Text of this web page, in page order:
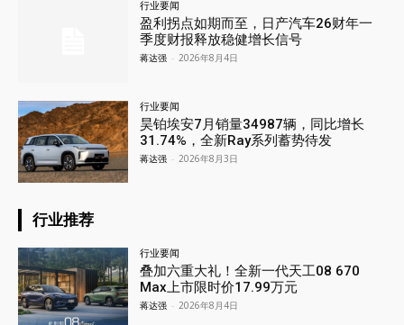
行业要闻
盈利拐点如期而至，日产汽车26财年一
季度财报释放稳健增长信号
蒋达强 - 2026年8月4日
行业要闻
昊铂埃安7月销量34987辆，同比增长
31.74%，全新Ray系列蓄势待发
蒋达强 - 2026年8月3日
行业推荐
行业要闻
叠加六重大礼！全新一代天工08 670
Max上市限时价17.99万元
蒋达强 - 2026年8月4日